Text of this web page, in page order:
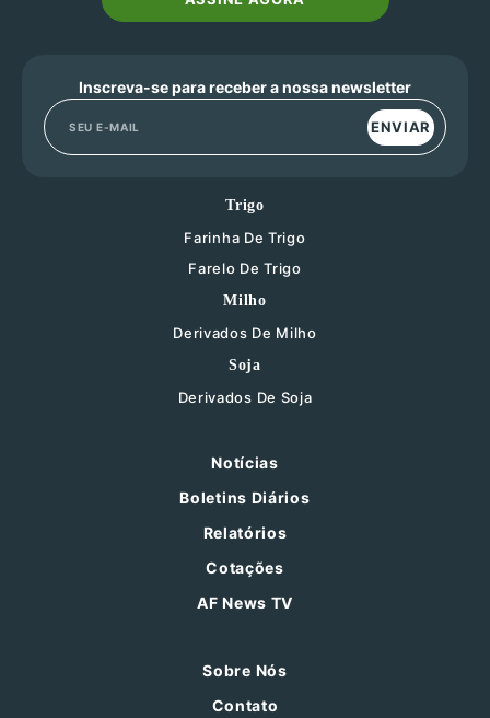
Inscreva-se para receber a nossa newsletter
ENVIAR
Trigo
Farinha De Trigo
Farelo De Trigo
Milho
Derivados De Milho
Soja
Derivados De Soja
Notícias
Boletins Diários
Relatórios
Cotações
AF News TV
Sobre Nós
Contato